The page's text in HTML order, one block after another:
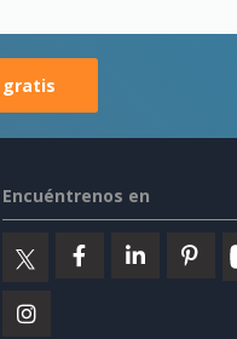
gratis
Encuéntrenos en